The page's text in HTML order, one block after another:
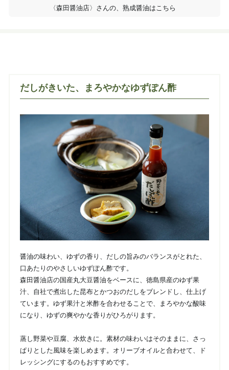
〈森田醤油店〉さんの、熟成醤油はこちら
だしがきいた、まろやかなゆずぽん酢
醤油の味わい、ゆずの香り、だしの旨みのバランスがとれた、
口あたりのやさしいゆずぽん酢です。
森田醤油店の国産丸大豆醤油をベースに、徳島県産のゆず果
汁、自社で煮出した昆布とかつおのだしをブレンドし、仕上げ
ています。ゆず果汁と米酢を合わせることで、まろやかな酸味
になり、ゆずの爽やかな香りがひろがります。
蒸し野菜や豆腐、水炊きに。素材の味わいはそのままに、さっ
ぱりとした風味を楽しめます。オリーブオイルと合わせて、ド
レッシングにするのもおすすめです。